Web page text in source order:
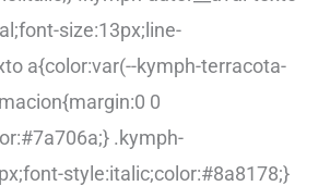
size:13px;line-
a{color:var(--kymph-terracota-
0
.kymph-
style:italic;color:#8a8178;}